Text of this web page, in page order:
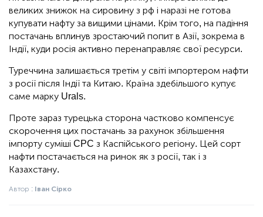
великих знижок на сировину з рф і наразі не готова
купувати нафту за вищими цінами. Крім того, на падіння
постачань вплинув зростаючий попит в Азії, зокрема в
Індії, куди росія активно перенаправляє свої ресурси.
Туреччина залишається третім у світі імпортером нафти
з росії після Індії та Китаю. Країна здебільшого купує
саме марку Urals.
Проте зараз турецька сторона частково компенсує
скорочення цих постачань за рахунок збільшення
імпорту суміші CPC з Каспійського регіону. Цей сорт
нафти постачається на ринок як з росії, так і з
Казахстану.
Автор : Іван Сірко